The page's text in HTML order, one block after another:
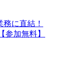
に直結！
参加無料】